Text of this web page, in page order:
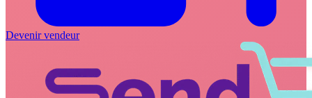
Devenir vendeur